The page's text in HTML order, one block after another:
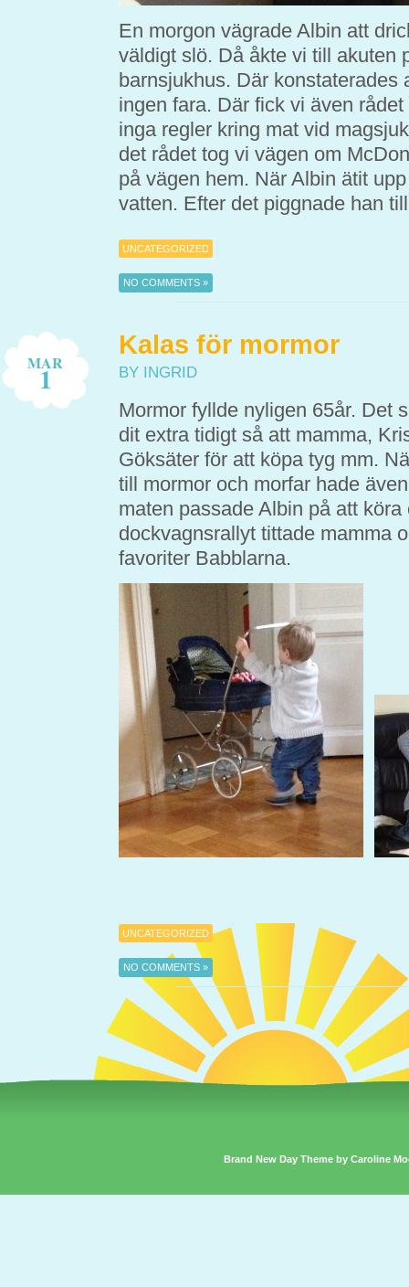
En morgon vägrade Albin att
väldigt slö. Då åkte vi till akuten
barnsjukhus. Där konstaterades
ingen fara. Där fick vi även
inga regler kring mat vid
det rådet tog vi vägen om
på vägen hem. När Albin ätit
vatten. Efter det piggnade han
UNCATEGORIZED
NO COMMENTS »
MAR
1
Kalas för mormor
BY INGRID
Mormor fyllde nyligen 65år. Det
dit extra tidigt så att mamma,
Göksäter för att köpa tyg mm.
till mormor och morfar hade
maten passade Albin på att
dockvagnsrallyt tittade mamma
favoriter Babblarna.
UNCATEGORIZED
NO COMMENTS »
Brand New Day Theme by Caroline